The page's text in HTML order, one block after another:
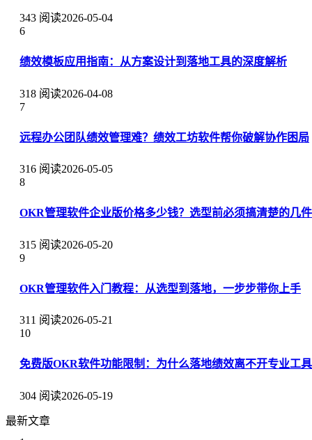
343 阅读2026-05-04
6
绩效模板应用指南：从方案设计到落地工具的深度解析
318 阅读2026-04-08
7
远程办公团队绩效管理难？绩效工坊软件帮你破解协作困局
316 阅读2026-05-05
8
OKR管理软件企业版价格多少钱？选型前必须搞清楚的几
315 阅读2026-05-20
9
OKR管理软件入门教程：从选型到落地，一步步带你上手
311 阅读2026-05-21
10
免费版OKR软件功能限制：为什么落地绩效离不开专业工具
304 阅读2026-05-19
最新文章